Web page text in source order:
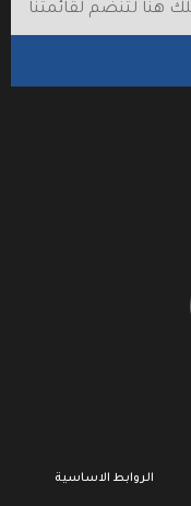
الروابط الاساسية